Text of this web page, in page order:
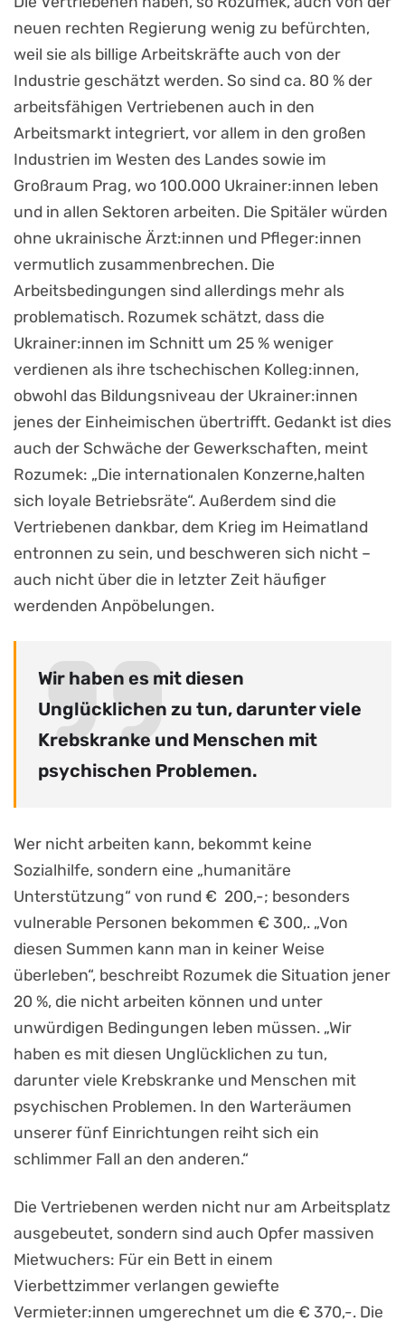
neuen rechten Regierung wenig zu befürchten,
weil sie als billige Arbeitskräfte auch von der
Industrie geschätzt werden. So sind ca. 80 % der
arbeitsfähigen Vertriebenen auch in den
Arbeitsmarkt integriert, vor allem in den großen
Industrien im Westen des Landes sowie im
Großraum Prag, wo 100.000 Ukrainer:innen leben
und in allen Sektoren arbeiten. Die Spitäler würden
ohne ukrainische Ärzt:innen und Pfleger:innen
vermutlich zusammenbrechen. Die
Arbeitsbedingungen sind allerdings mehr als
problematisch. Rozumek schätzt, dass die
Ukrainer:innen im Schnitt um 25 % weniger
verdienen als ihre tschechischen Kolleg:innen,
obwohl das Bildungsniveau der Ukrainer:innen
jenes der Einheimischen übertrifft. Gedankt ist dies
auch der Schwäche der Gewerkschaften, meint
Rozumek: „Die internationalen Konzerne,halten
sich loyale Betriebsräte“. Außerdem sind die
Vertriebenen dankbar, dem Krieg im Heimatland
entronnen zu sein, und beschweren sich nicht –
auch nicht über die in letzter Zeit häufiger
werdenden Anpöbelungen.
Wir haben es mit diesen
Unglücklichen zu tun, darunter viele
Krebskranke und Menschen mit
psychischen Problemen.
Wer nicht arbeiten kann, bekommt keine
Sozialhilfe, sondern eine „humanitäre
Unterstützung“ von rund € 200,-; besonders
vulnerable Personen bekommen € 300,. „Von
diesen Summen kann man in keiner Weise
überleben“, beschreibt Rozumek die Situation jener
20 %, die nicht arbeiten können und unter
unwürdigen Bedingungen leben müssen. „Wir
haben es mit diesen Unglücklichen zu tun,
darunter viele Krebskranke und Menschen mit
psychischen Problemen. In den Warteräumen
unserer fünf Einrichtungen reiht sich ein
schlimmer Fall an den anderen.“
Die Vertriebenen werden nicht nur am Arbeitsplatz
ausgebeutet, sondern sind auch Opfer massiven
Mietwuchers: Für ein Bett in einem
Vierbettzimmer verlangen gewiefte
Vermieter:innen umgerechnet um die € 370,-. Die